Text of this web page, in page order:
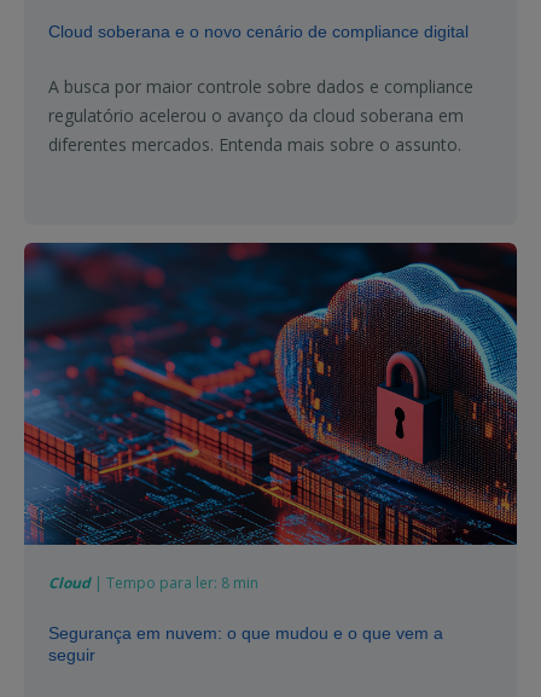
Cloud soberana e o novo cenário de compliance digital
A busca por maior controle sobre dados e compliance
regulatório acelerou o avanço da cloud soberana em
diferentes mercados. Entenda mais sobre o assunto.
Cloud| Tempo para ler: 8 min
Segurança em nuvem: o que mudou e o que vem a
seguir